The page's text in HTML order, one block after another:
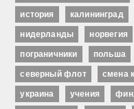
история калининград
нидерланды норвегия
пограничники польша
северный флот смена
украина учения